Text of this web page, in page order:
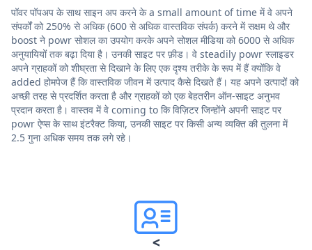
पॉवर पॉपअप के साथ साइन अप करने के a small amount of time में वे अपने
संपर्कों को 250% से अधिक (600 से अधिक वास्तविक संपर्क) करने में सक्षम थे और
boost ने powr सोशल का उपयोग करके अपने सोशल मीडिया को 6000 से अधिक
अनुयायियों तक बढ़ा दिया है। उनकी साइट पर फ़ीड। वे steadily powr स्लाइडर
अपने ग्राहकों को शीघ्रता से दिखाने के लिए एक दृश्य तरीके के रूप में हैं क्योंकि वे
added होमपेज हैं कि वास्तविक जीवन में उत्पाद कैसे दिखते हैं। यह अपने उत्पादों को
अच्छी तरह से प्रदर्शित करता है और ग्राहकों को एक बेहतरीन ऑन-साइट अनुभव
प्रदान करता है। वास्तव में वे coming to कि विज़िटर जिन्होंने अपनी साइट पर
powr ऐप्स के साथ इंटरैक्ट किया, उनकी साइट पर किसी अन्य व्यक्ति की तुलना में
2.5 गुना अधिक समय तक लगे रहे।
<